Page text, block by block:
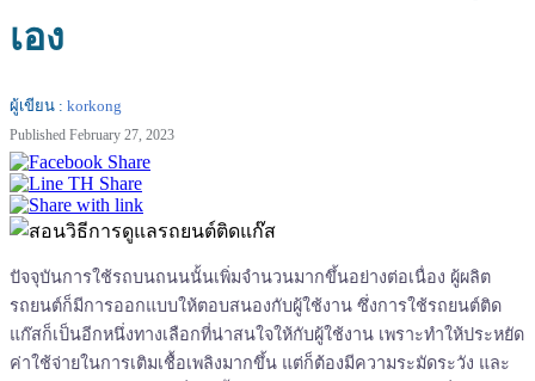
เอง
ผู้เขียน : korkong
Published February 27, 2023
ปัจจุบันการใช้รถบนถนนนั้นเพิ่มจำนวนมากขึ้นอย่างต่อเนื่อง ผู้ผลิต
รถยนต์ก็มีการออกแบบให้ตอบสนองกับผู้ใช้งาน ซึ่งการใช้รถยนต์ติด
แก๊สก็เป็นอีกหนึ่งทางเลือกที่น่าสนใจให้กับผู้ใช้งาน เพราะทำให้ประหยัด
ค่าใช้จ่ายในการเติมเชื้อเพลิงมากขึ้น แต่ก็ต้องมีความระมัดระวัง และ